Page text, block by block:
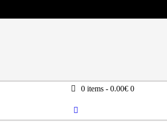
0 items -0.00€ 0